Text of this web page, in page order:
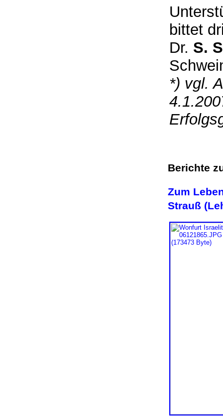
bittet
Dr. S.
*) vgl.
Berichte
Zum
Strauß